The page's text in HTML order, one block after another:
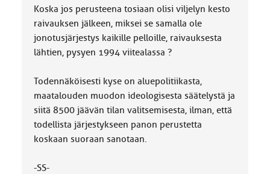
Koska jos perusteena tosiaan olisi viljelyn kesto
raivauksen jälkeen, miksei se samalla ole
jonotusjärjestys kaikille pelloille, raivauksesta
lähtien, pysyen 1994 viitealassa ?
Todennäköisesti kyse on aluepolitiikasta,
maatalouden muodon ideologisesta säätelystä ja
siitä 8500 jäävän tilan valitsemisesta, ilman, että
todellista järjestykseen panon perustetta
koskaan suoraan sanotaan.
-SS-